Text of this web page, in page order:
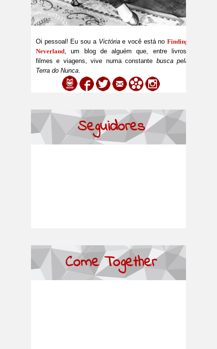
Oi pessoal! Eu sou a Victóriae você está no Finding
Neverland , um blog de alguém que, entre livros,
filmes e viagens, vive numa constante busca pela
Terra do Nunca
Seguidores
Come Together